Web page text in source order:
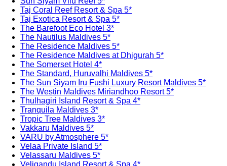
Taj Coral Reef Resort & Spa 5*
Taj Exotica Resort & Spa 5*
The Barefoot Eco Hotel 3*
The Nautilus Maldives 5*
The Residence Maldives 5*
The Residence Maldives at Dhigurah 5*
The Somerset Hotel 4*
The Standard, Huruvalhi Maldives 5*
The Sun Siyam Iru Fushi Luxury Resort Maldives 5*
The Westin Maldives Miriandhoo Resort 5*
Thulhagiri Island Resort & Spa 4*
Tranquila Maldives 3*
Tropic Tree Maldives 3*
Vakkaru Maldives 5*
VARU by Atmosphere 5*
Velaa Private Island 5*
Velassaru Maldives 5*
Veligandu Island Resort & Spa 4*